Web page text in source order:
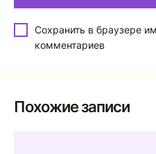
Сохранить в браузере
комментариев
Похожие записи